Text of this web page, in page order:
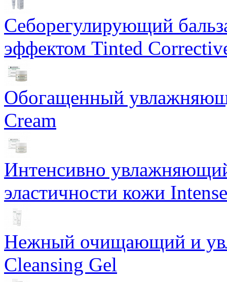
Себорегулирующий
эффектом Tinted
Обогащенный
Cream
Интенсивно
эластичности кожи
Нежный очищающий и
Cleansing Gel